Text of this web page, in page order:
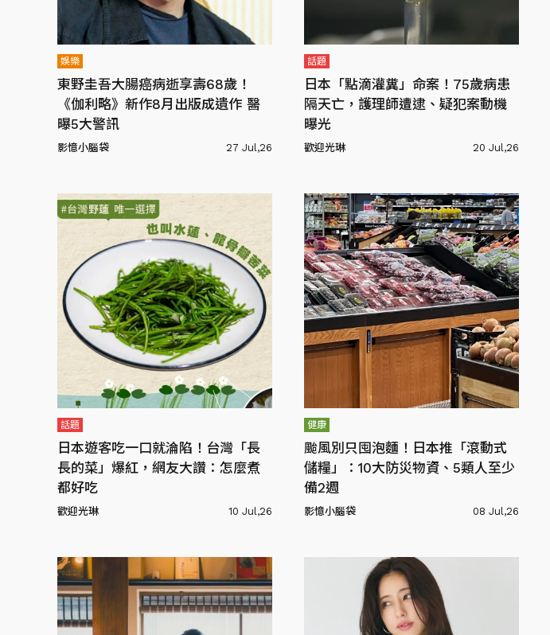
娛樂
東野圭吾大腸癌病逝享壽68歲！
《伽利略》新作8月出版成遺作 醫
曝5大警訊
影憶小腦袋 27 Jul,26
話題
日本「點滴灌糞」命案！75歲病患
隔天亡，護理師遭逮、疑犯案動機
曝光
歡迎光琳 20 Jul,26
話題
日本遊客吃一口就淪陷！台灣「長
長的菜」爆紅，網友大讚：怎麼煮
都好吃
歡迎光琳 10 Jul,26
健康
颱風別只囤泡麵！日本推「滾動式
儲糧」：10大防災物資、5類人至少
備2週
影憶小腦袋 08 Jul,26